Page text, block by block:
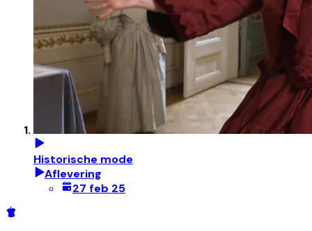
Historische mode
Aflevering
27 feb 25